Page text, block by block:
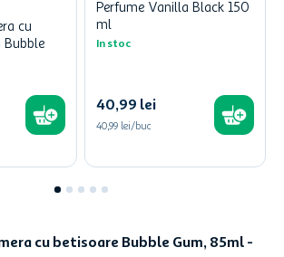
cu
Bubble
Perfume Vanilla Black 150
ml
In stoc
40,99 lei
40,99 lei/buc
cu betisoare Bubble Gum, 85ml -